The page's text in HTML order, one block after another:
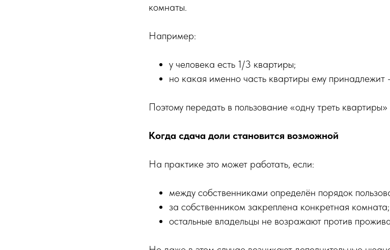
комнаты.
Например:
у человека есть 1/3 квартиры;
но какая именно часть квартиры ему
Поэтому передать в пользование «одну треть
Когда сдача доли становится возможной
На практике это может работать, если:
между собственниками определён порядок
за собственником закреплена конкретная комната;
остальные владельцы не возражают против